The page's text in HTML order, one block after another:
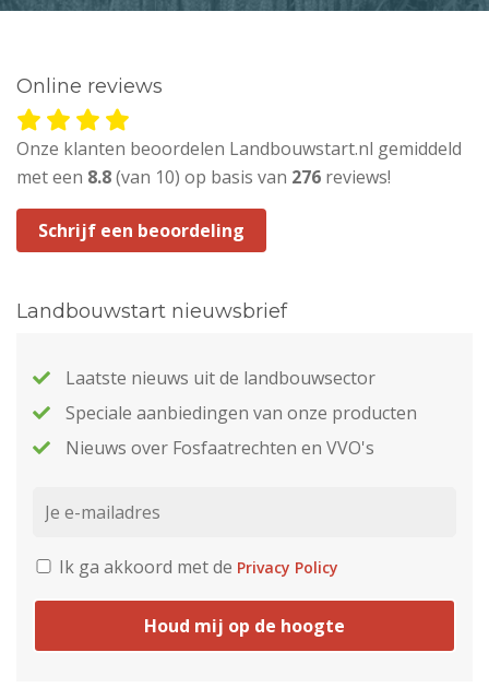
Online reviews
Onze klanten beoordelen Landbouwstart.nl gemiddeld
met een 8.8(van 10) op basis van 276 reviews!
Schrijf een beoordeling
Landbouwstart nieuwsbrief
Laatste nieuws uit de landbouwsector
Speciale aanbiedingen van onze producten
Nieuws over Fosfaatrechten en VVO's
Ik ga akkoord met de Privacy Policy
Houd mij op de hoogte